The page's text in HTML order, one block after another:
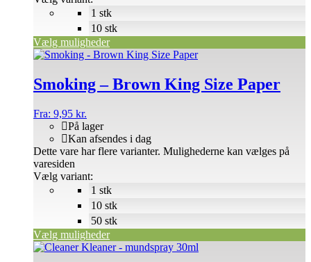
Vælg muligheder
1 stk
10 stk
Smoking – Brown King Size Paper
Fra: 9,95 kr.
På lager
Kan afsendes i dag
Vælg variant:
Vælg muligheder
Dette vare har flere varianter. Mulighederne kan vælges på
varesiden
1 stk
10 stk
50 stk